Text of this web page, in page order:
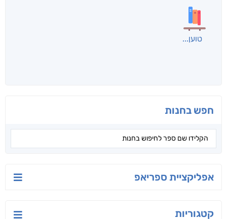
חפש בחנות
אפליקציית ספריאפ
קטגוריות
טוען